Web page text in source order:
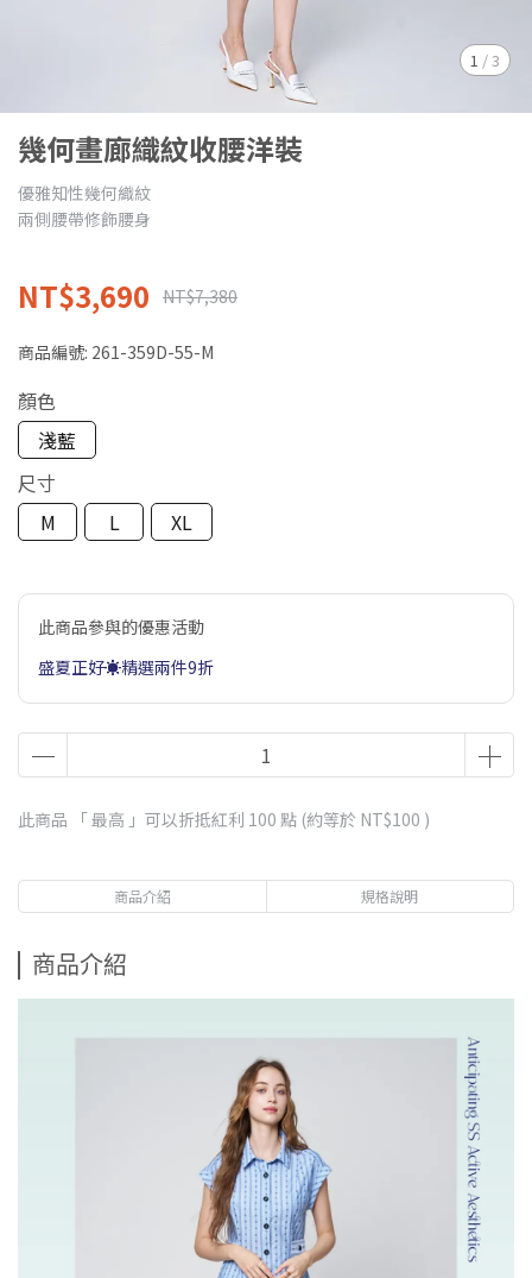
1 /3
幾何畫廊織紋收腰洋裝
優雅知性幾何織紋
兩側腰帶修飾腰身
NT$3,690 NT$7,380
商品編號: 261-359D-55-M
顏色
淺藍
尺寸
M
L XL
此商品參與的優惠活動
盛夏正好☀️精選兩件9折
此商品 「 最高 」可以折抵紅利 100 點 (約等於 NT$100 )
商品介紹 規格說明
商品介紹